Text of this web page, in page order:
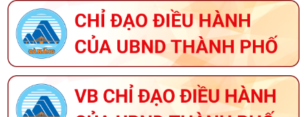
ĐỒNG LÀM VIỆC TẠI TRUNG TÂM CUNG ỨNG DỊCH
VỤ SỰ NGHIỆP CÔNG PHƯỜNG HÒA CƯỜNG
THÔNG BÁO VỀ VIỆC ĐĂNG KÝ THAM GIA CHƯƠNG
TRÌNH OCOP NĂM 2026